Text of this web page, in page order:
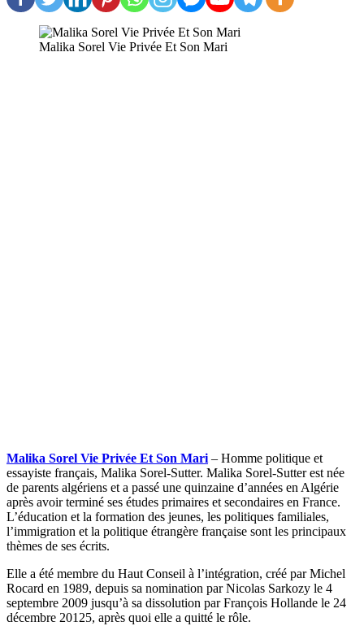
Malika Sorel Vie Privée Et Son Mari
Malika Sorel Vie Privée Et Son Mari– Homme politique et
essayiste français, Malika Sorel-Sutter. Malika Sorel-Sutter est née
de parents algériens et a passé une quinzaine d’années en Algérie
après avoir terminé ses études primaires et secondaires en France.
L’éducation et la formation des jeunes, les politiques familiales,
l’immigration et la politique étrangère française sont les principaux
thèmes de ses écrits.
Elle a été membre du Haut Conseil à l’intégration, créé par Michel
Rocard en 1989, depuis sa nomination par Nicolas Sarkozy le 4
septembre 2009 jusqu’à sa dissolution par François Hollande le 24
décembre 20125, après quoi elle a quitté le rôle.